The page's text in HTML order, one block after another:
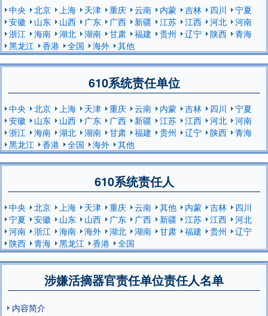
中央 北京 上海 天津 重庆 云南 内蒙 吉林 四川
宁夏
安徽
山东 山西 广东 广西 新疆 江苏 江西 河北
河南
浙江
海南 湖北 湖南 甘肃 福建 贵州 辽宁 陕西
青海
黑龙江
香港 全国 海外 其他
610系统责任单位
中央 北京 上海 天津 重庆 云南 内蒙 吉林 四川
宁夏
安徽
山东 山西 广东 广西 新疆 江苏 江西 河北
河南
浙江
海南 湖北 湖南 甘肃 福建 贵州 辽宁 陕西
青海
黑龙江
香港 全国 海外 其他
610系统责任人
中央 北京 上海 天津 重庆 云南 其他 内蒙 吉林
四川
宁夏
安徽 山东 山西 广东 广西 新疆 江苏 江西
河北
河南
浙江 海南 海外 湖北 湖南 甘肃 福建 贵州
辽宁
陕西
青海 黑龙江 香港 全国
涉嫌活摘器官责任单位责任人名单
内容简介